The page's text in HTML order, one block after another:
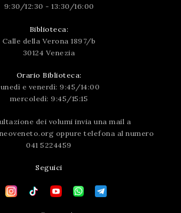
9:30/12:30 - 13:30/16:00
Biblioteca:
Calle della Verona 1897/b
30124 Venezia
Orario Biblioteca:
e venerdì: 9:45/14:00
mercoledì: 9:45/15:15
dei volumi invia una mail a
oppure telefona al numero
041 5224459
Seguici